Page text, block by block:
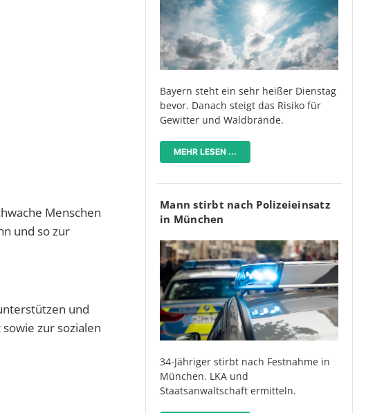
Menschen
und so zur
und
zur sozialen
Bayern steht ein sehr heißer Dienstag
bevor. Danach steigt das Risiko für
Gewitter und Waldbrände.
MEHR LESEN ...
Mann stirbt nach Polizeieinsatz
in München
34-Jähriger stirbt nach Festnahme in
München. LKA und
Staatsanwaltschaft ermitteln.